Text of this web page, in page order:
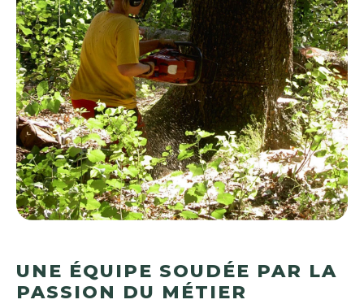
UNE ÉQUIPE SOUDÉE PAR LA
PASSION DU MÉTIER